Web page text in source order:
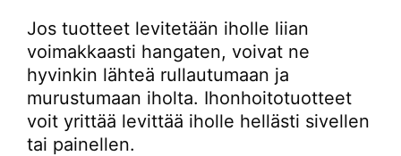
Jos tuotteet levitetään iholle liian
voimakkaasti hangaten, voivat ne
hyvinkin lähteä rullautumaan ja
murustumaan iholta. Ihonhoitotuotteet
voit yrittää levittää iholle hellästi sivellen
tai painellen.